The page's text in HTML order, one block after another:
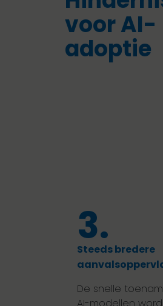
voor AI-
adoptie
3.
Steeds bredere
De snelle
AI-modellen